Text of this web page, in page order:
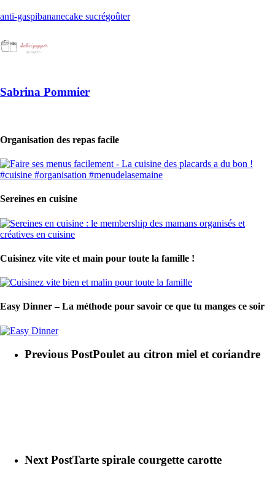
anti-gaspibananecake sucrégoûter
Sabrina Pommier
Organisation des repas facile
Sereines en cuisine
Cuisinez vite vite et main pour toute la famille !
Easy Dinner – La méthode pour savoir ce que tu manges ce soir
Previous PostPoulet au citron miel et coriandre
Next PostTarte spirale courgette carotte